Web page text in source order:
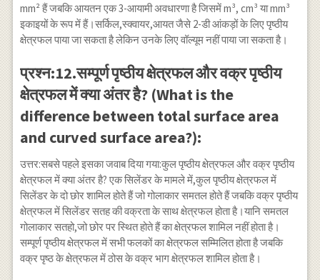
mm² हैं जबकि आयतन एक 3-आयामी अवधारणा है जिसमें m³, ​cm³ या mm³
इकाइयों के रूप में हैं।सर्किल,स्क्वायर,आयत जैसे 2-डी आंकड़ों के लिए पृष्ठीय
क्षेत्रफल पाया जा सकता है लेकिन उनके लिए वॉल्यूम नहीं पाया जा सकता है।
प्रश्न:12.सम्पूर्ण पृष्ठीय क्षेत्रफल और वक्र पृष्ठीय
क्षेत्रफल में क्या अंतर है? (What is the
difference between total surface area
and curved surface area?):
उत्तर:सबसे पहले इसका जवाब दिया गया:कुल पृष्ठीय क्षेत्रफल और वक्र पृष्ठीय
क्षेत्रफल में क्या अंतर है? एक सिलेंडर के मामले में,कुल पृष्ठीय क्षेत्रफल में
सिलेंडर के दो छोर शामिल होते हैं जो गोलाकार समतल होते हैं जबकि वक्र पृष्ठीय
क्षेत्रफल में सिलेंडर सतह की वक्रता के साथ क्षेत्रफल होता है।यानि समतल
गोलाकार सतहो,जो छोर पर स्थित होते हैं का क्षेत्रफल शामिल नहीं होता है।
सम्पूर्ण पृष्ठीय क्षेत्रफल में सभी फलकों का क्षेत्रफल सम्मिलित होता है जबकि
वक्र पृष्ठ के क्षेत्रफल में ठोस के वक्र भाग क्षेत्रफल शामिल होता है।